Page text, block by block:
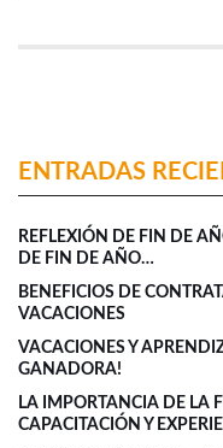
ENTRADAS
REFLEXIÓN DE FIN DE
DE FIN DE AÑO…
BENEFICIOS DE
VACACIONES
VACACIONES Y
GANADORA!
LA IMPORTANCIA DE LA
CAPACITACIÓN Y